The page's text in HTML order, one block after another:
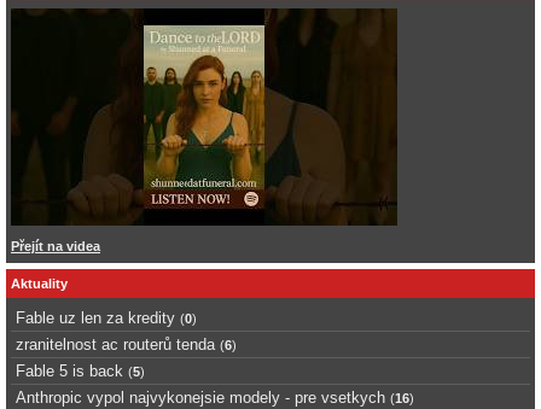
Přejít na videa
Aktuality
Fable uz len za kredity (0)
zranitelnost ac routerů tenda (6)
Fable 5 is back (5)
Anthropic vypol najvykonejsie modely - pre vsetkych (16)